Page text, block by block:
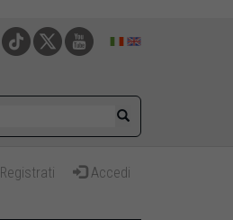
Registrati Accedi